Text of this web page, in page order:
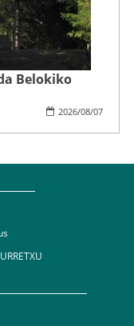
Belokiko
2026/08/07